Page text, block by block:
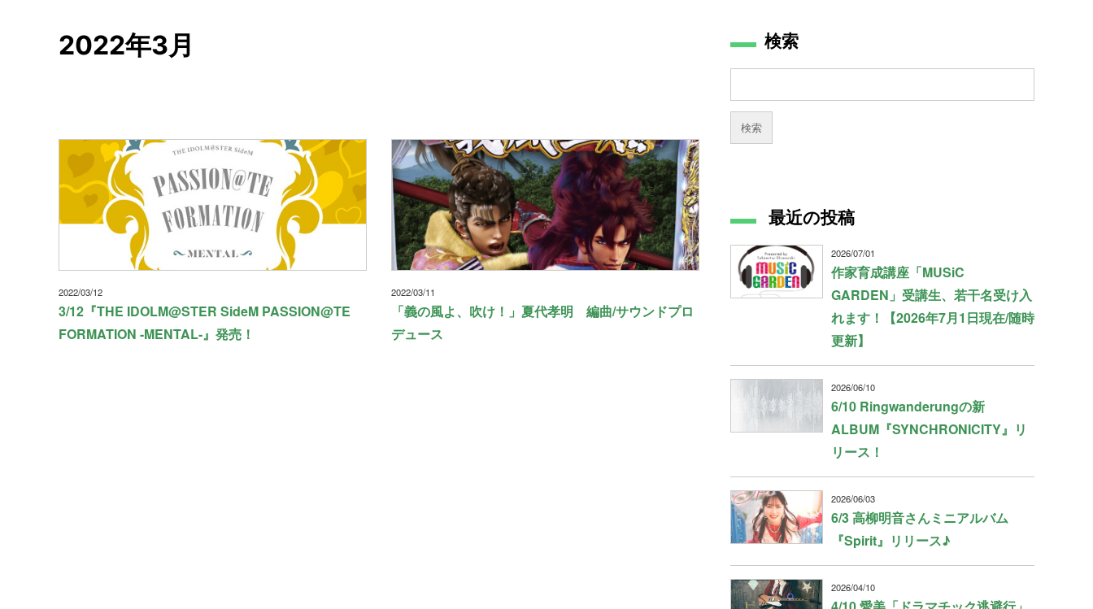
2022年3月
2022/03/12
3/12『THE IDOLM@STER SideM PASSION@TE
FORMATION -MENTAL-』発売！
2022/03/11
「義の風よ、吹け！」夏代孝明 編曲/サウンドプロ
デュース
検索
最近の投稿
2026/07/01
作家育成講座「MUSiC
GARDEN」受講生、若干名受け入
れます！【2026年7月1日現在/随時
更新】
2026/06/10
6/10 Ringwanderungの新
ALBUM『SYNCHRONICITY』リ
リース！
2026/06/03
6/3 高柳明音さんミニアルバム
『Spirit』リリース♪
2026/04/10